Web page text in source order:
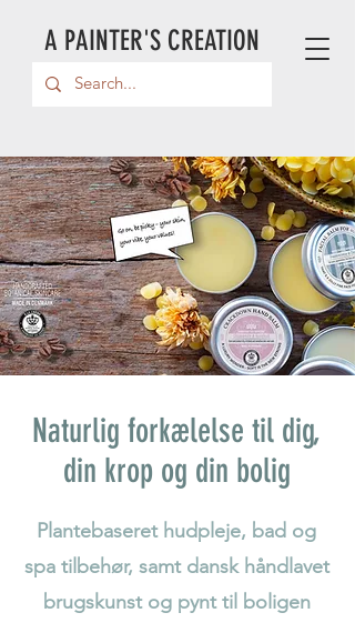
A PAINTER'S CREATION
Naturlig forkælelse til dig,
din krop og din bolig
Plantebaseret hudpleje, bad og
spa tilbehør, samt dansk håndlavet
brugskunst og pynt til boligen